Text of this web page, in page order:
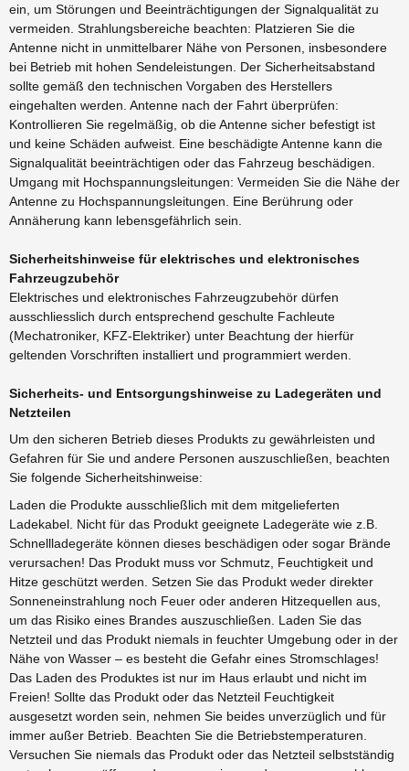
ein, um Störungen und Beeinträchtigungen der Signalqualität zu
vermeiden. Strahlungsbereiche beachten: Platzieren Sie die
Antenne nicht in unmittelbarer Nähe von Personen, insbesondere
bei Betrieb mit hohen Sendeleistungen. Der Sicherheitsabstand
sollte gemäß den technischen Vorgaben des Herstellers
eingehalten werden. Antenne nach der Fahrt überprüfen:
Kontrollieren Sie regelmäßig, ob die Antenne sicher befestigt ist
und keine Schäden aufweist. Eine beschädigte Antenne kann die
Signalqualität beeinträchtigen oder das Fahrzeug beschädigen.
Umgang mit Hochspannungsleitungen: Vermeiden Sie die Nähe der
Antenne zu Hochspannungsleitungen. Eine Berührung oder
Annäherung kann lebensgefährlich sein.
Sicherheitshinweise für elektrisches und elektronisches
Fahrzeugzubehör
Elektrisches und elektronisches Fahrzeugzubehör dürfen
ausschliesslich durch entsprechend geschulte Fachleute
(Mechatroniker, KFZ-Elektriker) unter Beachtung der hierfür
geltenden Vorschriften installiert und programmiert werden.
Sicherheits- und Entsorgungshinweise zu Ladegeräten und
Netzteilen
Um den sicheren Betrieb dieses Produkts zu gewährleisten und
Gefahren für Sie und andere Personen auszuschließen, beachten
Sie folgende Sicherheitshinweise:
Laden die Produkte ausschließlich mit dem mitgelieferten
Ladekabel. Nicht für das Produkt geeignete Ladegeräte wie z.B.
Schnellladegeräte können dieses beschädigen oder sogar Brände
verursachen! Das Produkt muss vor Schmutz, Feuchtigkeit und
Hitze geschützt werden. Setzen Sie das Produkt weder direkter
Sonneneinstrahlung noch Feuer oder anderen Hitzequellen aus,
um das Risiko eines Brandes auszuschließen. Laden Sie das
Netzteil und das Produkt niemals in feuchter Umgebung oder in der
Nähe von Wasser – es besteht die Gefahr eines Stromschlages!
Das Laden des Produktes ist nur im Haus erlaubt und nicht im
Freien! Sollte das Produkt oder das Netzteil Feuchtigkeit
ausgesetzt worden sein, nehmen Sie beides unverzüglich und für
immer außer Betrieb. Beachten Sie die Betriebstemperaturen.
Versuchen Sie niemals das Produkt oder das Netzteil selbstständig